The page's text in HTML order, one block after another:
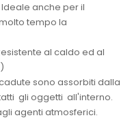
anche per il
tempo la
al caldo ed al
sono assorbiti dalla
gli oggetti all'interno.
agenti atmosferici.